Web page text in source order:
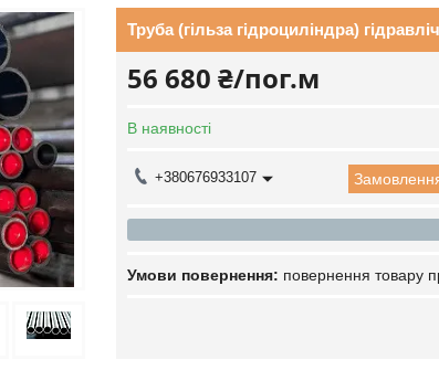
Труба (гільза гідроциліндра)
56 680 ₴/пог.м
В наявності
+380676933107
повернення товару